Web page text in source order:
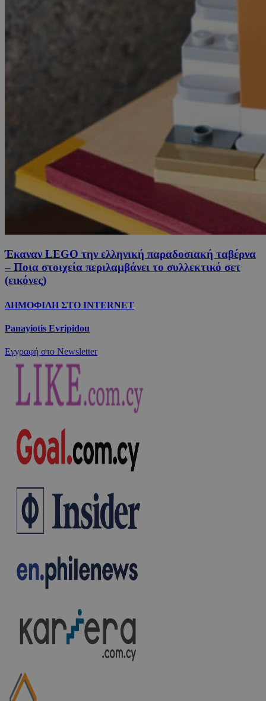
Έκαναν LEGO την ελληνική παραδοσιακή ταβέρνα
– Ποια στοιχεία περιλαμβάνει το συλλεκτικό σετ
(εικόνες)
ΔΗΜΟΦΙΛΗ ΣΤΟ INTERNET
Panayiotis Evripidou
Εγγραφή στο Newsletter